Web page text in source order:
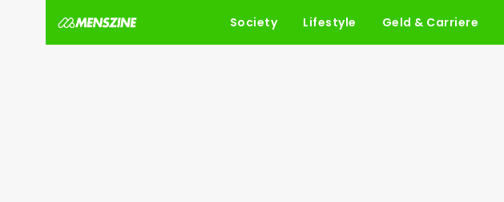
Society Lifestyle Geld & Carriere